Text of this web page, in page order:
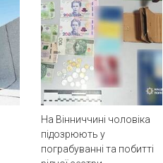
На Вінниччині чоловіка
підозрюють у
пограбуванні та побитті